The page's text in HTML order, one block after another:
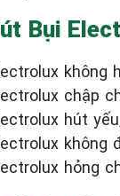
Bụi
không
chập
hút
không
hỏng